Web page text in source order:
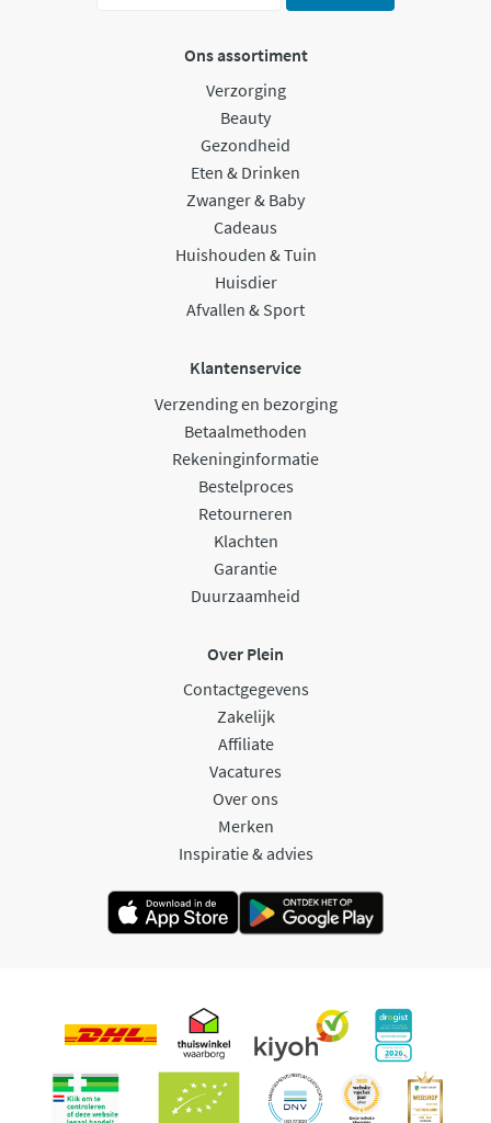
Ons assortiment
Verzorging
Beauty
Gezondheid
Eten & Drinken
Zwanger & Baby
Cadeaus
Huishouden & Tuin
Huisdier
Afvallen & Sport
Klantenservice
Verzending en bezorging
Betaalmethoden
Rekeninginformatie
Bestelproces
Retourneren
Klachten
Garantie
Duurzaamheid
Over Plein
Contactgegevens
Zakelijk
Affiliate
Vacatures
Over ons
Merken
Inspiratie & advies